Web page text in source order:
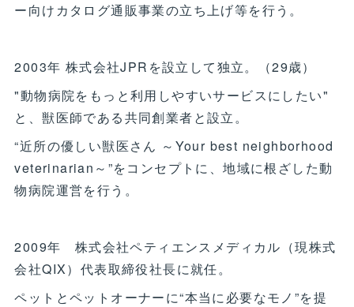
ー向けカタログ通販事業の立ち上げ等を行う。
2003年 株式会社JPRを設立して独立。（29歳）
"動物病院をもっと利用しやすいサービスにしたい"
と、獣医師である共同創業者と設立。
“近所の優しい獣医さん ～Your best neighborhood
veterinarian～”をコンセプトに、地域に根ざした動
物病院運営を行う。
2009年 株式会社ペティエンスメディカル（現株式
会社QIX）代表取締役社長に就任。
ペットとペットオーナーに“本当に必要なモノ”を提